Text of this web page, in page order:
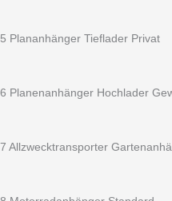
5 Plananhänger Tieflader Privat
6 Planenanhänger Hochlader
7 Allzwecktransporter
1530
inkl.
Menge